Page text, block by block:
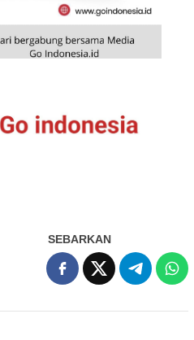
SEBARKAN